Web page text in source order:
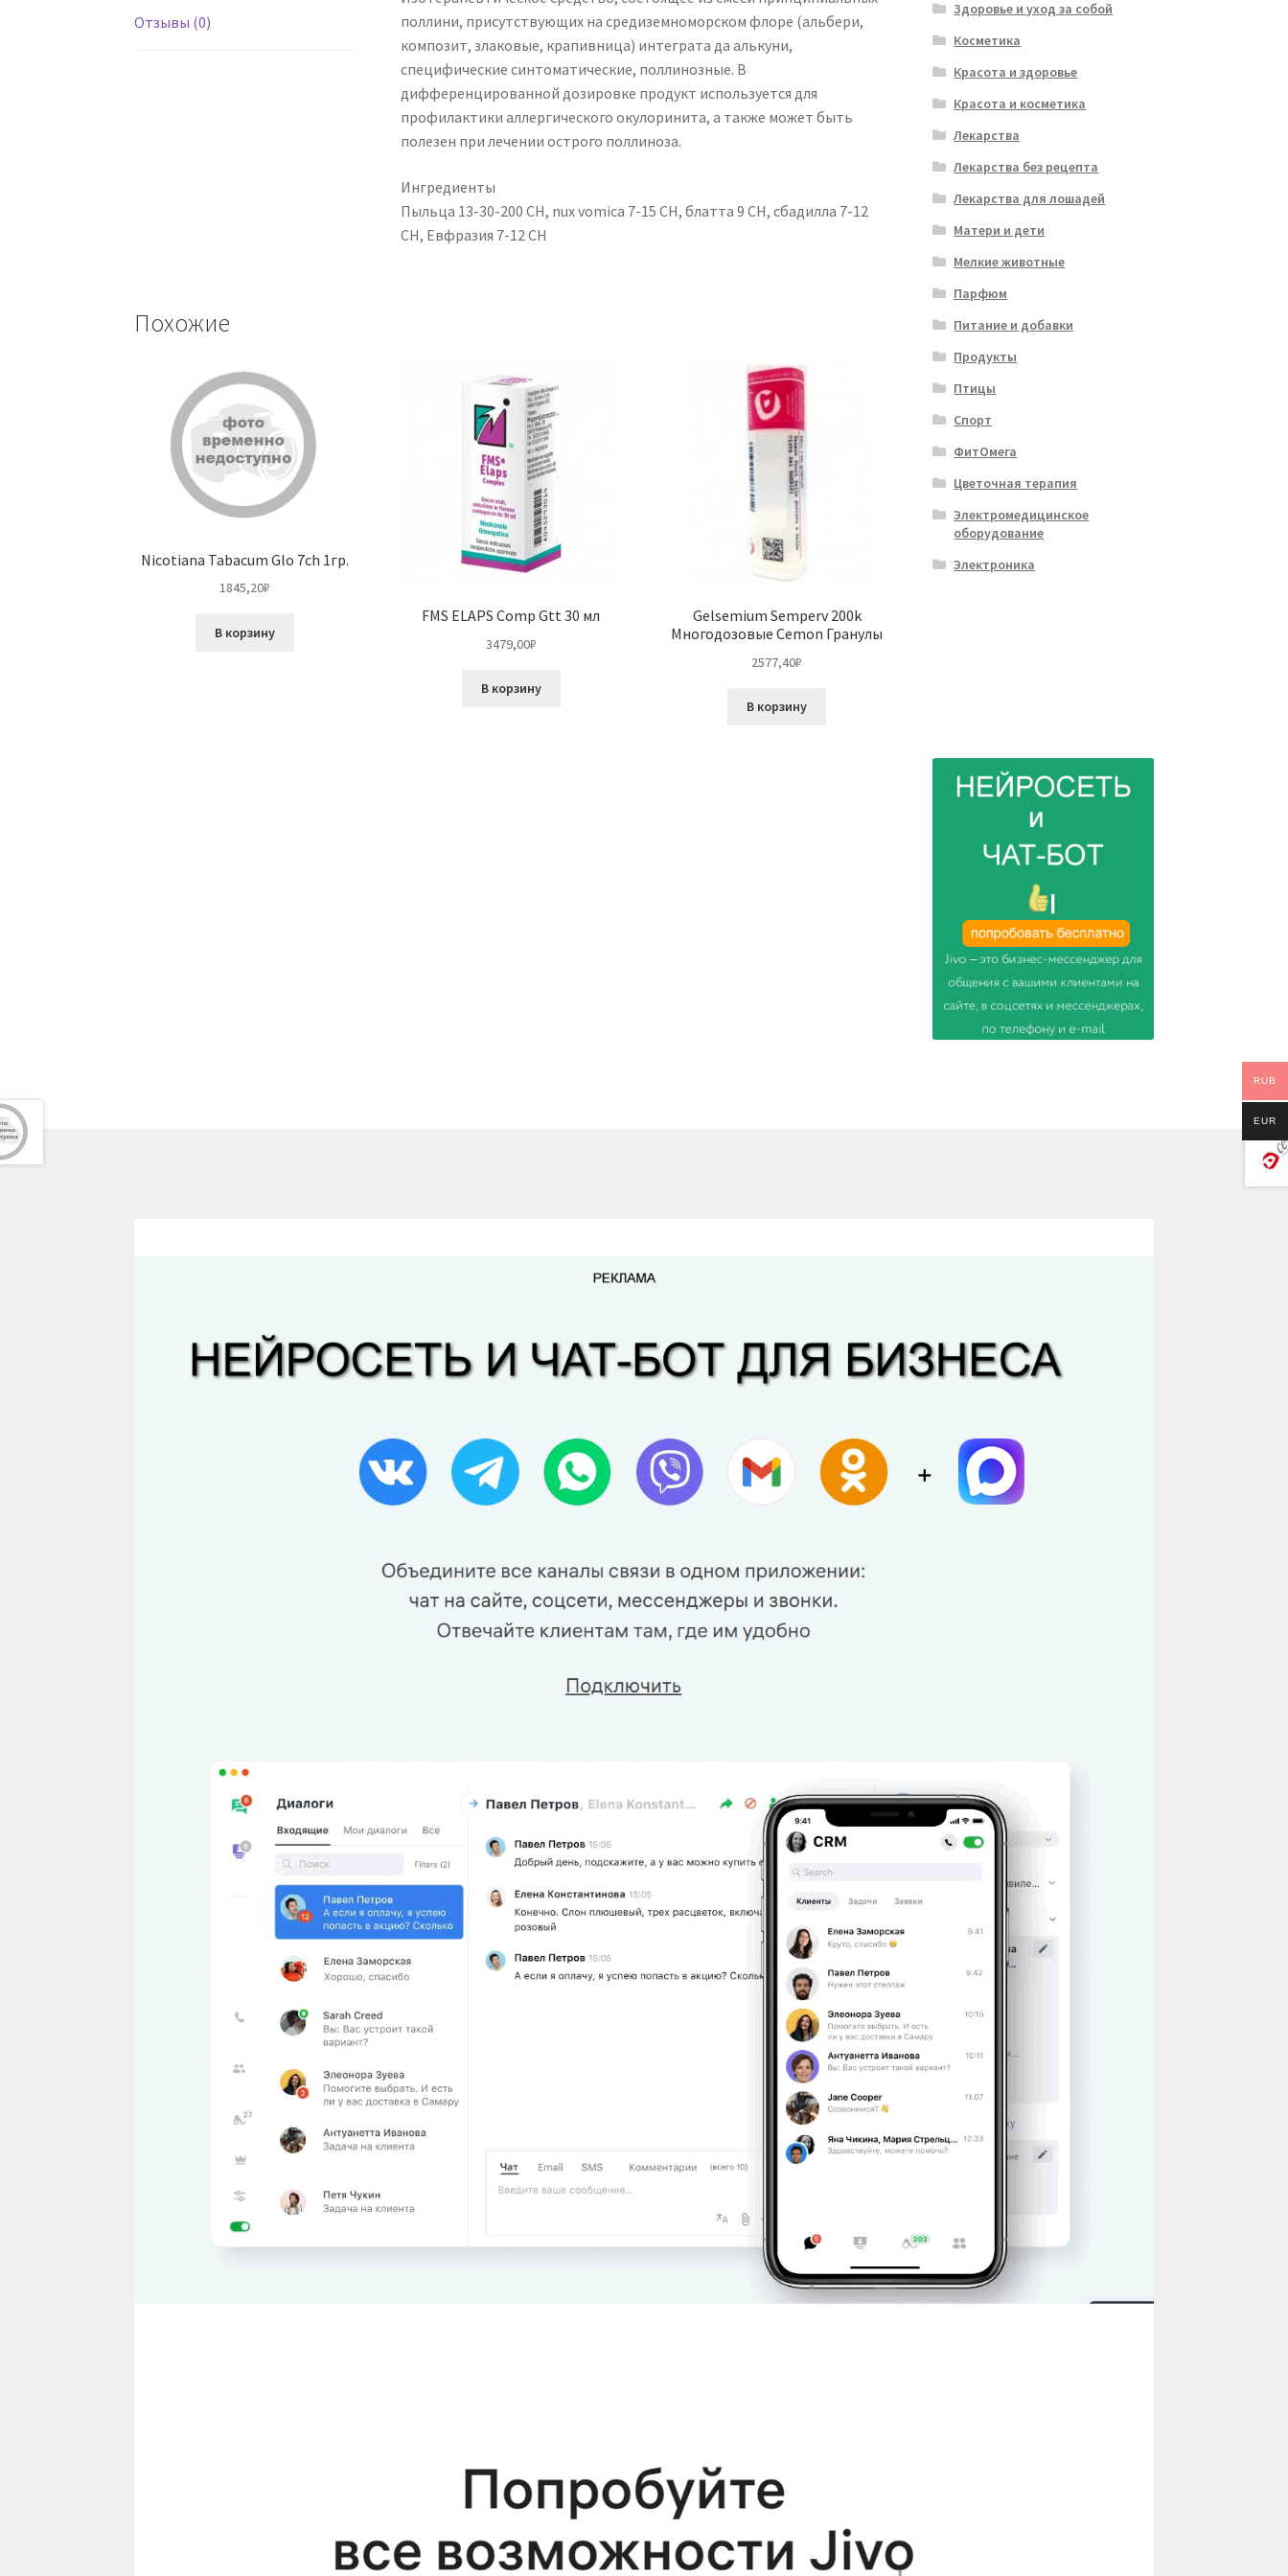
Отзывы (0)
поллини, присутствующих на средиземноморском флоре (альбери,
композит, злаковые, крапивница) интеграта да алькуни,
специфические синтоматические, поллинозные. В
дифференцированной дозировке продукт используется для
профилактики аллергического окулоринита, а также может быть
полезен при лечении острого поллиноза.
Ингредиенты
Пыльца 13-30-200 CH, nux vomica 7-15 СН, блатта 9 СН, сбадилла 7-12
СН, Евфразия 7-12 СН
Похожие
Nicotiana Tabacum Glo 7ch 1гр.
1845,20₽
В корзину
FMS ELAPS Comp Gtt 30 мл
3479,00₽
В корзину
Gelsemium Semperv 200k
Многодозовые Cemon Гранулы
2577,40₽
В корзину
Здоровье и уход за собой
Косметика
Красота и здоровье
Красота и косметика
Лекарства
Лекарства без рецепта
Лекарства для лошадей
Матери и дети
Мелкие животные
Парфюм
Питание и добавки
Продукты
Птицы
Спорт
ФитОмега
Цветочная терапия
Электромедицинское
оборудование
Электроника
RUB
EUR